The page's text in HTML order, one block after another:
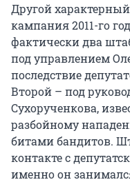
Другой
кампания 2011-го
фактически два
под управлением
последствие
Второй – под
Сухорученкова,
разбойному
битами бандитов.
контакте с
именно он